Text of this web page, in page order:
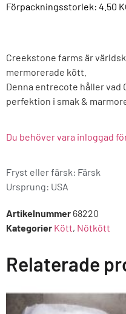
Förpackningsstorlek: 4.50
Creekstone farms är
mermorerade kött.
Denna entrecote håller
perfektion i smak &
Du behöver vara inloggad
Fryst eller färsk: Färsk
Ursprung: USA
Artikelnummer 68220
Kategorier Kött, Nötkött
Relaterade